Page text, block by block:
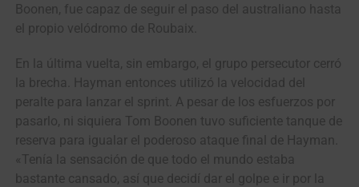
Boonen, fue capaz de seguir el paso del australiano hasta
el propio velódromo de Roubaix.
En la última vuelta, sin embargo, el grupo persecutor cerró
la brecha. Hayman entonces utilizó la velocidad del
peralte para lanzar el sprint. A pesar de los esfuerzos por
pasarlo, ni siquiera Tom Boonen tuvo suficiente tanque de
reserva para igualar el poderoso ataque final de Hayman.
«Tenía la sensación de que todo el mundo estaba
bastante cansado, así que decidí dar el golpe e ir por la